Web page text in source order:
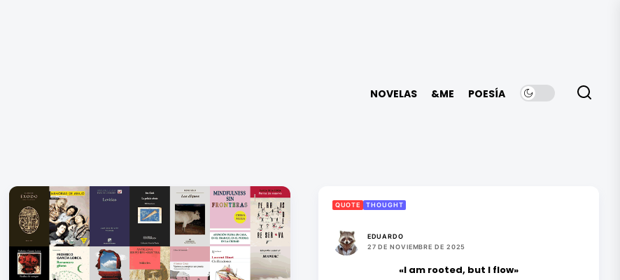
NOVELAS &ME POESÍA
QUOTE THOUGHT
EDUARDO
27 DE NOVIEMBRE DE 2025
«I am rooted, but I flow»